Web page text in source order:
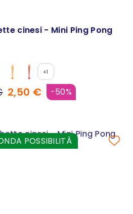
cinesi - Mini Ping Pong
+1
2,50 € -50%
POSSIBILITÀ